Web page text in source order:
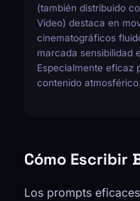
(también distribuido
Video) destaca en
cinematográficos
marcada sensibilidad
Especialmente eficaz
contenido atmosférico.
Cómo Escribir
Los prompts